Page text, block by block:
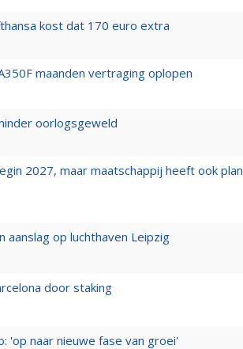
kost dat 170 euro extra
maanden vertraging oplopen
oorlogsgeweld
2027, maar maatschappij heeft ook plan
aanslag op luchthaven Leipzig
door staking
'op naar nieuwe fase van groei'